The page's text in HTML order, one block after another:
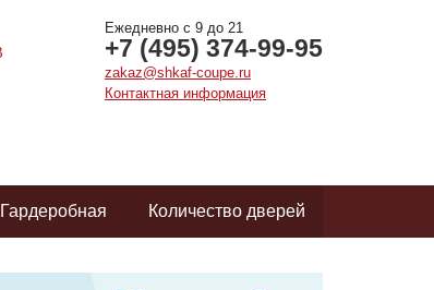
Ежедневно с 9 до 21
+7 (495) 374-99-95
zakaz@shkaf-coupe.ru
Контактная информация
Гардеробная Количество дверей